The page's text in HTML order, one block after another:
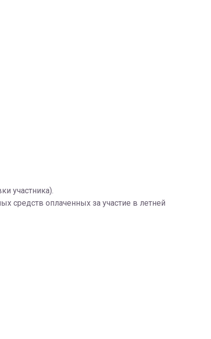
участника).
средств оплаченных за участие в летней